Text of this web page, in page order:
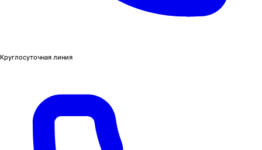
Круглосуточная линия